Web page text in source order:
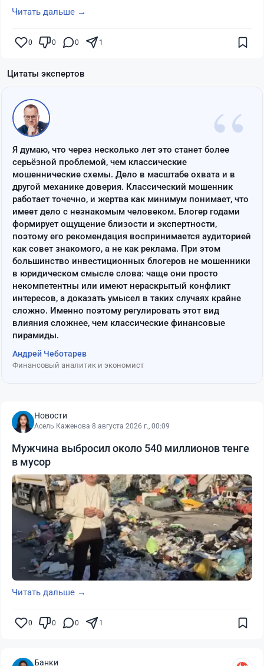
Читать дальше →
0 0 0 1
Цитаты экспертов
“
Я думаю, что через несколько лет это станет более
серьёзной проблемой, чем классические
мошеннические схемы. Дело в масштабе охвата и в
другой механике доверия. Классический мошенник
работает точечно, и жертва как минимум понимает, что
имеет дело с незнакомым человеком. Блогер годами
формирует ощущение близости и экспертности,
поэтому его рекомендация воспринимается аудиторией
как совет знакомого, а не как реклама. При этом
большинство инвестиционных блогеров не мошенники
в юридическом смысле слова: чаще они просто
некомпетентны или имеют нераскрытый конфликт
интересов, а доказать умысел в таких случаях крайне
сложно. Именно поэтому регулировать этот вид
влияния сложнее, чем классические финансовые
пирамиды.
Андрей Чеботарев
Финансовый аналитик и экономист
Новости
Асель Каженова·8 августа 2026 г., 00:09
Мужчина выбросил около 540 миллионов тенге
в мусор
Читать дальше →
0 0 0 1
Банки